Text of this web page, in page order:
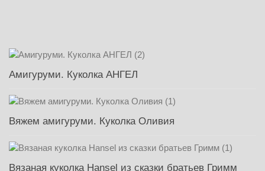
Амигуруми. Куколка АНГЕЛ
Вяжем амигуруми. Куколка Оливия
Вязаная куколка Hansel из сказки братьев Гримм